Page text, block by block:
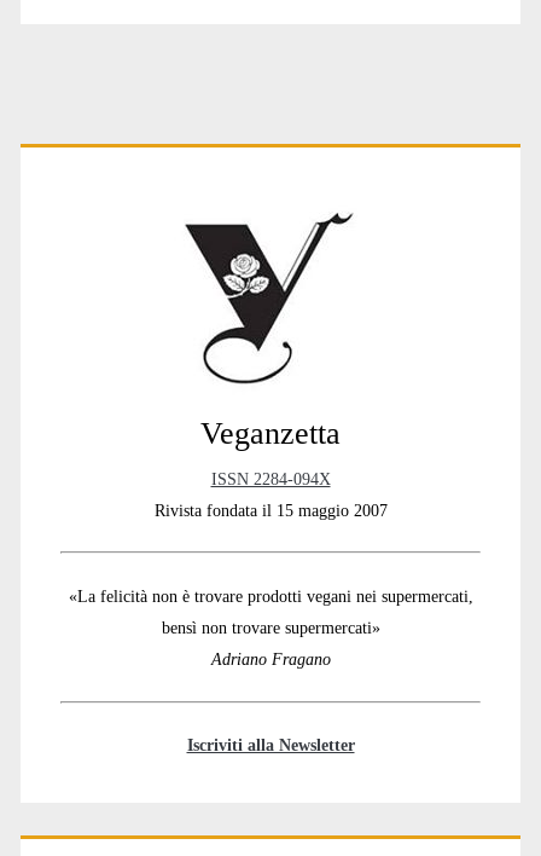
Primary
Veganzetta
ISSN 2284-094X
Rivista fondata il 15 maggio 2007
«La felicità non è trovare prodotti vegani nei supermercati,
bensì non trovare supermercati»
Adriano Fragano
Iscriviti alla Newsletter